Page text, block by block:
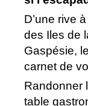
D’une rive
des Iles de
Gaspésie,
carnet de
Randonner
table